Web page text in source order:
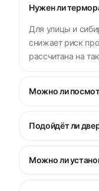
Нужен ли
Для улицы и
снижает риск
рассчитана на
Можно ли
Подойдёт ли
Можно ли